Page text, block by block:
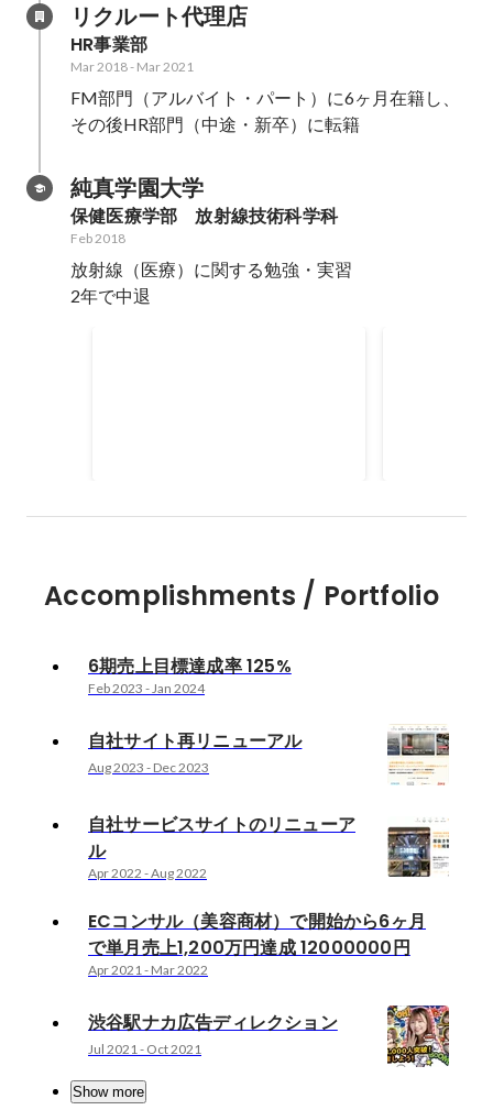
リクルート代理店
HR事業部
Mar 2018- Mar 2021
FM部門（アルバイト・パート）に6ヶ月在籍し、
その後HR部門（中途・新卒）に転籍
純真学園大学
保健医療学部　放射線技術科学科
Feb 2018
放射線（医療）に関する勉強・実習
2年で中退
Accomplishments / Portfolio
6期売上目標達成率 125%
Feb 2023 -Jan 2024
自社サイト再リニューアル
Aug 2023 - Dec 2023
自社サービスサイトのリニューア
ル
Apr 2022 -Aug 2022
ECコンサル（美容商材）で開始から6ヶ月
で単月売上1,200万円達成 12000000円
Apr 2021- Mar 2022
渋谷駅ナカ広告ディレクション
Jul 2021- Oct 2021
Show more